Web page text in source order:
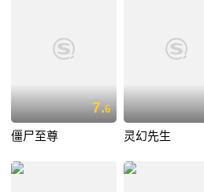
7.6
僵尸至尊 灵幻先生